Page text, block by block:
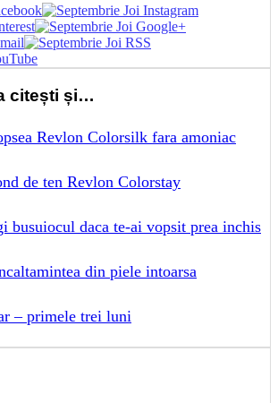
citești și…
Revlon Colorsilk fara amoniac
de ten Revlon Colorstay
busuiocul daca te-ai vopsit prea inchis
din piele intoarsa
– primele trei luni